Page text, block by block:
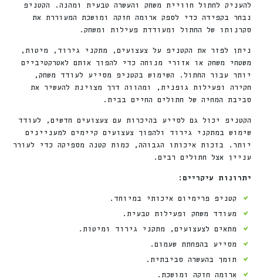
להעניק לחתול חוויית משחק והעשרה טבעית ומהנה. הקטניפ
נבחר בקפידה כדי לספק ארומה חזקה ומושכת המעוררת את
סקרנותו של החתול ומעודדת פעילות ומשחק.
ניתן לפזר את הקטניפ על צעצועים, מתקני גירוד, מיטות,
משטחי משחק או אזורי מנוחה כדי להפוך אותם לאטרקטיביים
יותר עבור החתול. השימוש בקטניפ מסייע לעודד משחק,
חקירה ופעילות גופנית, ומהווה דרך מצוינת להעשיר את
סביבת המחיה של חתולים החיים בבית.
הקטניפ יכול גם לסייע בהיכרות עם צעצועים חדשים, לעודד
שימוש במתקני גירוד ולהפוך צעצועים קיימים למעניינים
יותר. בזכות איכותו הגבוהה, כמות קטנה מספיקה כדי לעורר
עניין אצל חתולים רבים.
יתרונות עיקריים:
קטניפ פרימיום איכותי במיוחד.
מעודד משחק ופעילות טבעית.
מתאים לצעצועים, מתקני גירוד ומיטות.
מסייע בהפחתת שעמום.
תומך בהעשרה סביבתית.
ארומה חזקה ומושכת.